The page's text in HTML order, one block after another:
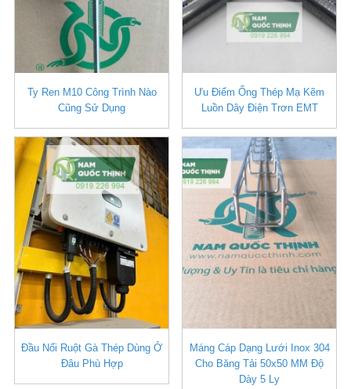
Ty Ren M10 Công Trình Nào
Cũng Sử Dụng
Ưu Điểm Ống Thép Mạ Kẽm
Luồn Dây Điện Trơn EMT
Đầu Nối Ruột Gà Thép Dùng Ở
Đâu Phù Hợp
Máng Cáp Dạng Lưới Inox 304
Cho Băng Tải 50x50 MM Độ
Dày 5 Ly